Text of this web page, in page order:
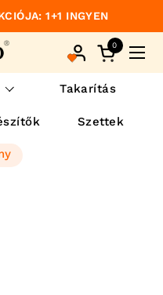
1+1 INGYEN
Otvorte
0
Takarítás
Szettek